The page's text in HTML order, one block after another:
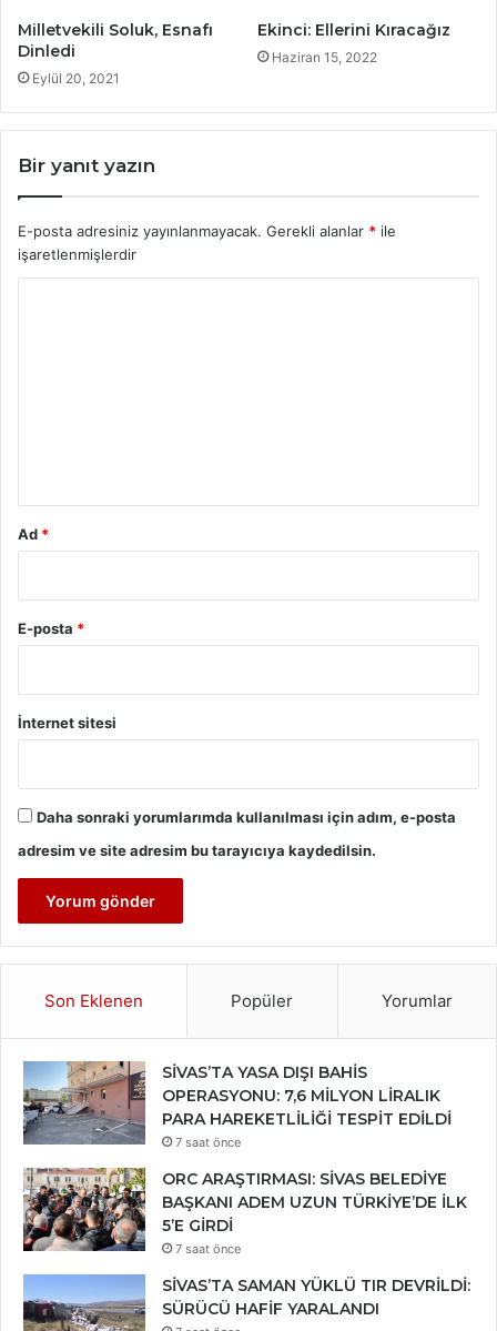
Milletvekili Soluk, Esnafı
Dinledi
Eylül 20, 2021
Ekinci: Ellerini Kıracağız
Haziran 15, 2022
Bir yanıt yazın
E-posta adresiniz yayınlanmayacak. Gerekli alanlar * ile
işaretlenmişlerdir
Ad *
E-posta *
İnternet sitesi
Daha sonraki yorumlarımda kullanılması için adım, e-posta
adresim ve site adresim bu tarayıcıya kaydedilsin.
Son Eklenen Popüler Yorumlar
SİVAS’TA YASA DIŞI BAHİS
OPERASYONU: 7,6 MİLYON LİRALIK
PARA HAREKETLİLİĞİ TESPİT EDİLDİ
7 saat önce
ORC ARAŞTIRMASI: SİVAS BELEDİYE
BAŞKANI ADEM UZUN TÜRKİYE’DE İLK
5’E GİRDİ
7 saat önce
SİVAS’TA SAMAN YÜKLÜ TIR DEVRİLDİ:
SÜRÜCÜ HAFİF YARALANDI